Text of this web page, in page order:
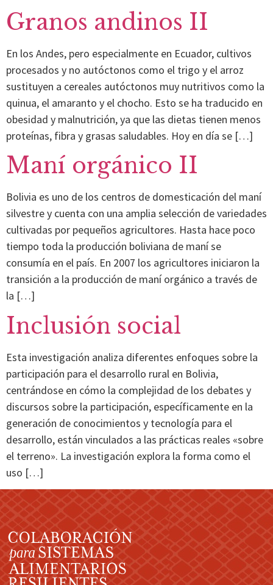
Granos andinos II
En los Andes, pero especialmente en Ecuador, cultivos
procesados y no autóctonos como el trigo y el arroz
sustituyen a cereales autóctonos muy nutritivos como la
quinua, el amaranto y el chocho. Esto se ha traducido en
obesidad y malnutrición, ya que las dietas tienen menos
proteínas, fibra y grasas saludables. Hoy en día se […]
Maní orgánico II
Bolivia es uno de los centros de domesticación del maní
silvestre y cuenta con una amplia selección de variedades
cultivadas por pequeños agricultores. Hasta hace poco
tiempo toda la producción boliviana de maní se
consumía en el país. En 2007 los agricultores iniciaron la
transición a la producción de maní orgánico a través de
la […]
Inclusión social
Esta investigación analiza diferentes enfoques sobre la
participación para el desarrollo rural en Bolivia,
centrándose en cómo la complejidad de los debates y
discursos sobre la participación, específicamente en la
generación de conocimientos y tecnología para el
desarrollo, están vinculados a las prácticas reales «sobre
el terreno». La investigación explora la forma como el
uso […]